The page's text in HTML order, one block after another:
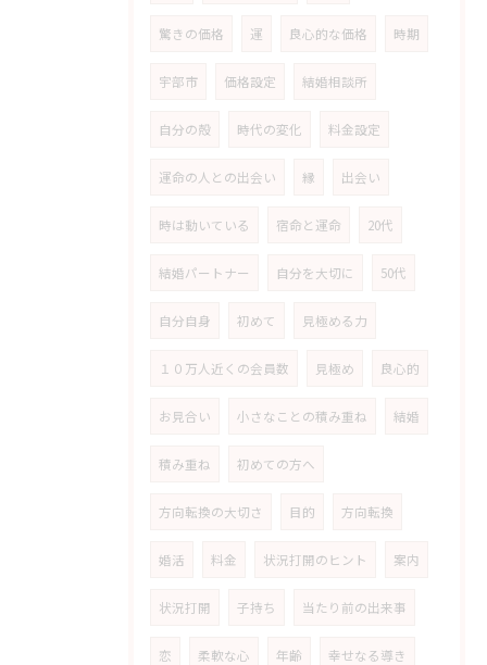
驚きの価格 運 良心的な価格 時期
宇部市 価格設定 結婚相談所
自分の殻 時代の変化 料金設定
運命の人との出会い 縁 出会い
時は動いている 宿命と運命 20代
結婚パートナー 自分を大切に 50代
自分自身 初めて 見極める力
１０万人近くの会員数 見極め 良心的
お見合い 小さなことの積み重ね 結婚
積み重ね 初めての方へ
方向転換の大切さ 目的 方向転換
婚活 料金 状況打開のヒント 案内
状況打開 子持ち 当たり前の出来事
恋 柔軟な心 年齢 幸せなる導き